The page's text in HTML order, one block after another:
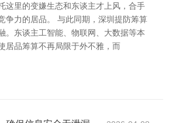
这里的变嫌生态和东谈主才上风，合手
争力的居品。 与此同期，深圳提防筹算
。东谈主工智能、物联网、大数据等本
居品筹算不再局限于外不雅，而